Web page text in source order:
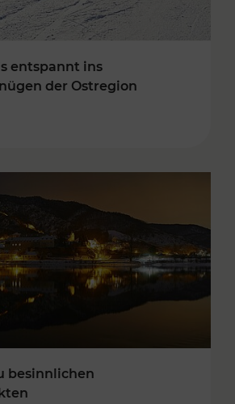
entspannt ins
der Ostregion
besinnlichen